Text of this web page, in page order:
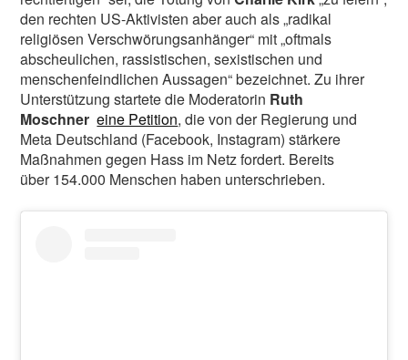
den rechten US-Aktivisten aber auch als „radikal
religiösen Verschwörungsanhänger“ mit „oftmals
abscheulichen, rassistischen, sexistischen und
menschenfeindlichen Aussagen“ bezeichnet. Zu ihrer
Unterstützung startete die Moderatorin Ruth
Moschner eine Petition, die von der Regierung und
Meta Deutschland (Facebook, Instagram) stärkere
Maßnahmen gegen Hass im Netz fordert. Bereits
über 154.000 Menschen haben unterschrieben.